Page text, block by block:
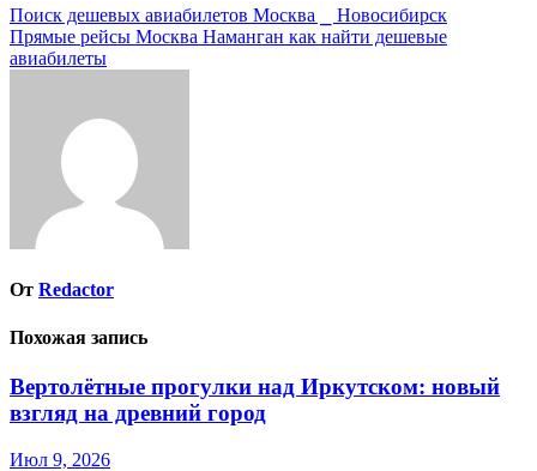
Навигация
по
Поиск дешевых авиабилетов Москва ⎯ Новосибирск
Прямые рейсы Москва Наманган как найти дешевые
авиабилеты
От Redactor
Похожая запись
Вертолётные прогулки над Иркутском: новый
взгляд на древний город
Июл 9, 2026